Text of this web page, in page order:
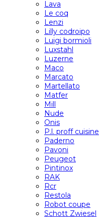
Lava
Le coq
Lenzi
Lilly codroipo
Luigi bormioli
Luxstahl
Luzerne
Maco
Marcato
Martellato
Matfer
Mill
Nude
Onis
P.l. proff cuisine
Paderno
Pavoni
Peugeot
Pintinox
RAK
Rcr
Restola
Robot coupe
Schott Zwiesel